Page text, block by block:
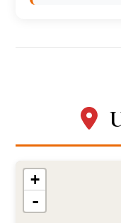
+
-